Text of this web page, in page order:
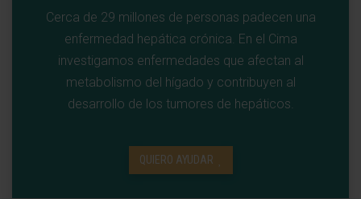
Cerca de 29 millones de personas padecen una
enfermedad hepática crónica. En el Cima
investigamos enfermedades que afectan al
metabolismo del hígado y contribuyen al
desarrollo de los tumores de hepáticos.
QUIERO AYUDAR